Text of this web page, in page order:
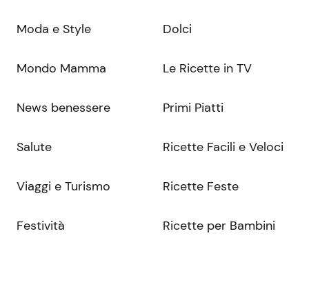
Moda e Style
Mondo Mamma
News benessere
Salute
Viaggi e Turismo
Festività
Dolci
Le Ricette in TV
Primi Piatti
Ricette Facili e Veloci
Ricette Feste
Ricette per Bambini